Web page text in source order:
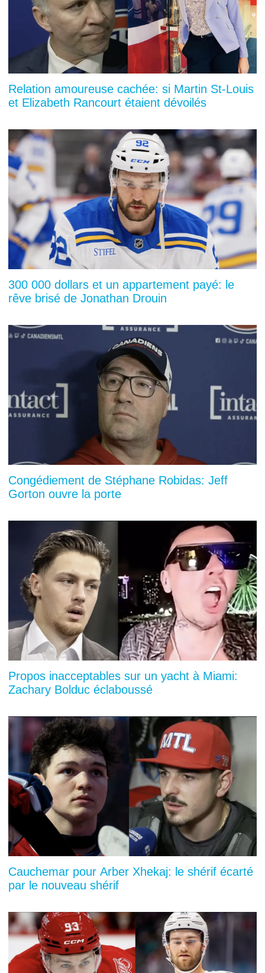
Relation amoureuse cachée: si Martin St-Louis
et Elizabeth Rancourt étaient dévoilés
300 000 dollars et un appartement payé: le
rêve brisé de Jonathan Drouin
Congédiement de Stéphane Robidas: Jeff
Gorton ouvre la porte
Propos inacceptables sur un yacht à Miami:
Zachary Bolduc éclaboussé
Cauchemar pour Arber Xhekaj: le shérif écarté
par le nouveau shérif